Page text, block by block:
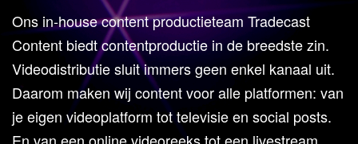
Ons in-house content productieteam Tradecast
Content biedt contentproductie in de breedste zin.
Videodistributie sluit immers geen enkel kanaal uit.
Daarom maken wij content voor alle platformen: van
je eigen videoplatform tot televisie en social posts.